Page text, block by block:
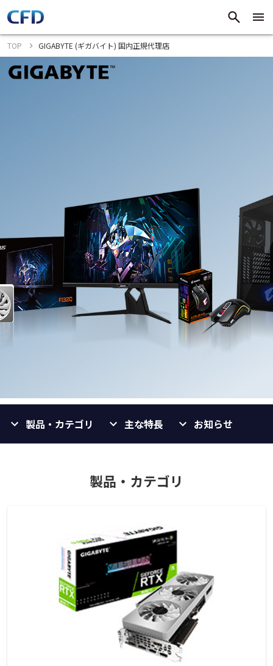
TOP GIGABYTE (ギガバイト) 国内正規代理店
製品・カテゴリ 主な特長 お知らせ
製品・カテゴリ